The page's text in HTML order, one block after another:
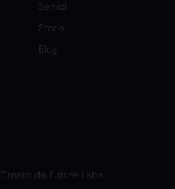
Servizi
Storia
Blog
Creato da Future Labs